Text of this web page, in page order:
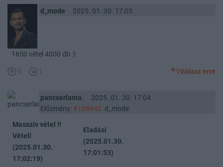
d_mode 2025. 01. 30. 17:03
1650 vétel 4000 db :)
0 1 Válasz erre
pancserlama.
2025. 01. 30. 17:04
Előzmény: #108642 d_mode
Masszív vétel !!
Vételi
(2025.01.30.
17:02:19)
Eladási
(2025.01.30.
17:01:53)